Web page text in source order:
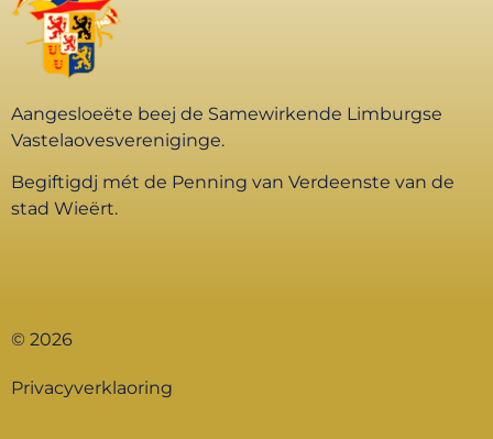
Aangesloeëte beej de Samewirkende Limburgse
Vastelaovesvereniginge.
Begiftigdj mét de Penning van Verdeenste van de
stad Wieërt.
© 2026
Privacyverklaoring